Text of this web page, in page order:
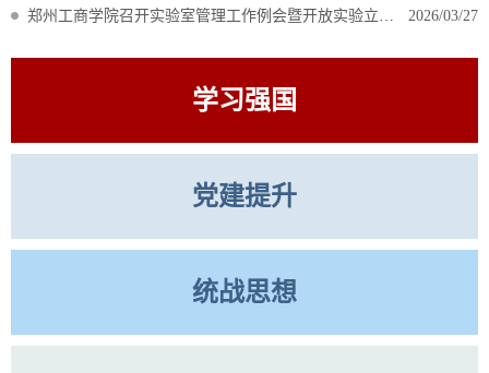
2026/03/27
郑州工商学院召开实验室管理工作例会暨开放实验立项评审会
学习强国
党建提升
统战思想